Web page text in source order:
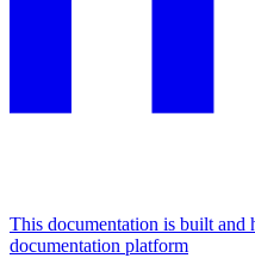
This documentation is built and
documentation platform